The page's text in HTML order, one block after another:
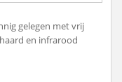
gelegen met vrij
en infrarood